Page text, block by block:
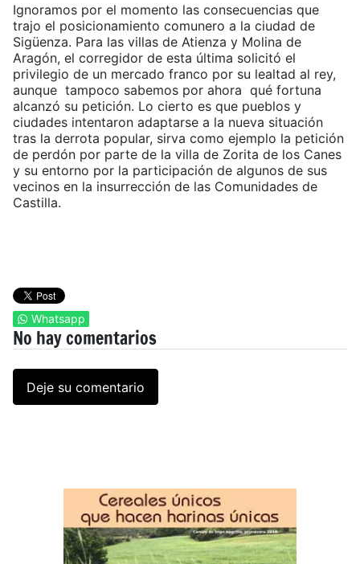
Ignoramos por el momento las consecuencias que
trajo el posicionamiento comunero a la ciudad de
Sigüenza. Para las villas de Atienza y Molina de
Aragón, el corregidor de esta última solicitó el
privilegio de un mercado franco por su lealtad al rey,
aunque tampoco sabemos por ahora qué fortuna
alcanzó su petición. Lo cierto es que pueblos y
ciudades intentaron adaptarse a la nueva situación
tras la derrota popular, sirva como ejemplo la petición
de perdón por parte de la villa de Zorita de los Canes
y su entorno por la participación de algunos de sus
vecinos en la insurrección de las Comunidades de
Castilla.
Whatsapp
No hay comentarios
Deje su comentario